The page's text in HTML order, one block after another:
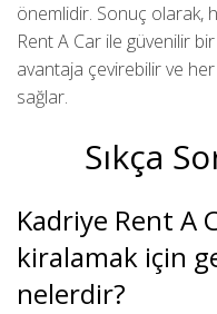
önemlidir. Sonuç olarak,
Rent A Car ile güvenilir
avantaja çevirebilir ve her
sağlar.
Sıkça
Kadriye Rent A
kiralamak için
nelerdir?